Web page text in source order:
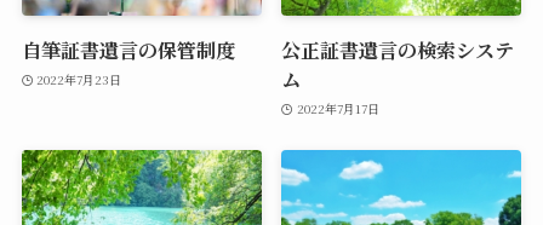
自筆証書遺言の保管制度
2022年7月23日
公正証書遺言の検索システ
ム
2022年7月17日